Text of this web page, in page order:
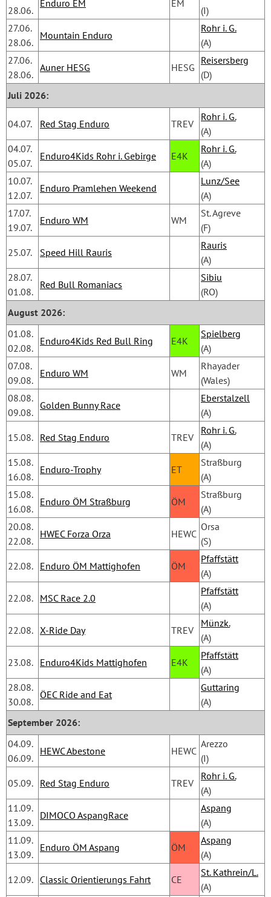
28.06.
Enduro EM EM
(I)
27.06.
28.06.
Mountain Enduro
Rohr i. G.
(A)
27.06.
28.06.
Auner HESG HESG
Reisersberg
(D)
Juli 2026:
04.07. Red Stag Enduro TREV
Rohr i. G.
(A)
04.07.
05.07.
Enduro4Kids Rohr i. Gebirge E4K
Rohr i. G.
(A)
10.07.
12.07.
Enduro Pramlehen Weekend
Lunz/See
(A)
17.07.
19.07.
Enduro WM WM
St. Agreve
(F)
25.07. Speed Hill Rauris
Rauris
(A)
28.07.
01.08.
Red Bull Romaniacs
Sibiu
(RO)
August 2026:
01.08.
02.08.
Enduro4Kids Red Bull Ring E4K
Spielberg
(A)
07.08.
09.08.
Enduro WM WM
Rhayader
(Wales)
08.08.
09.08.
Golden Bunny Race
Eberstalzell
(A)
15.08. Red Stag Enduro TREV
Rohr i. G.
(A)
15.08.
16.08.
Enduro-Trophy ET
Straßburg
(A)
15.08.
16.08.
Enduro ÖM Straßburg ÖM
Straßburg
(A)
20.08.
22.08.
HWEC Forza Orza HEWC
Orsa
(S)
22.08. Enduro ÖM Mattighofen ÖM
Pfaffstätt
(A)
22.08. MSC Race 2.0
Pfaffstätt
(A)
22.08. X-Ride Day TREV
Münzk.
(A)
23.08. Enduro4Kids Mattighofen E4K
Pfaffstätt
(A)
28.08.
30.08.
ÖEC Ride and Eat
Guttaring
(A)
September 2026:
04.09.
06.09.
HEWC Abestone HEWC
Arezzo
(I)
05.09. Red Stag Enduro TREV
Rohr i. G.
(A)
11.09.
13.09.
DIMOCO AspangRace
Aspang
(A)
11.09.
13.09.
Enduro ÖM Aspang ÖM
Aspang
(A)
12.09. Classic Orientierungs Fahrt CE
St. Kathrein/L.
(A)